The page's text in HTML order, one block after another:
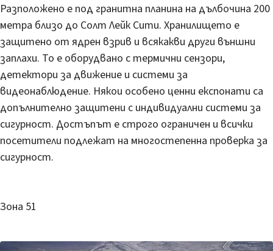
Разположено е под гранитна планина на дълбочина 200
метра близо до Солт Лейк Сити. Хранилището е
защитено от ядрен взрив и всякакви други външни
заплахи. То е оборудвано с термични сензори,
детектори за движение и системи за
видеонаблюдение. Някои особено ценни експонати са
допълнително защитени с индивидуални системи за
сигурност. Достъпът е строго ограничен и всички
посетители подлежат на многостепенна проверка за
сигурност.
Зона 51